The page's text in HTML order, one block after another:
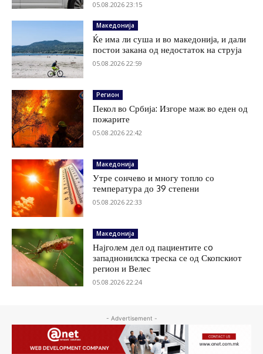
05.08.2026 23:15
Македонија
Ќе има ли суша и во македонија, и дали
постои закана од недостаток на струја
05.08.2026 22:59
Регион
Пекол во Србија: Изгоре маж во еден од
пожарите
05.08.2026 22:42
Македонија
Утре сончево и многу топло со
температура до 39 степени
05.08.2026 22:33
Македонија
Најголем дел од пациентите сo
западнонилска треска се од Скопскиот
регион и Велес
05.08.2026 22:24
- Advertisement -